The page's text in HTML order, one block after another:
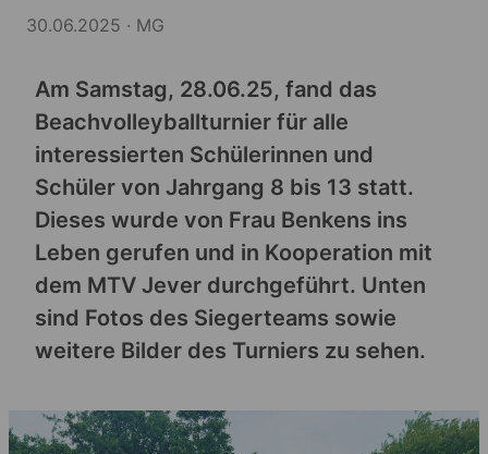
30.06.2025 · MG
Am Samstag, 28.06.25, fand das
Beachvolleyballturnier für alle
interessierten Schülerinnen und
Schüler von Jahrgang 8 bis 13 statt.
Dieses wurde von Frau Benkens ins
Leben gerufen und in Kooperation mit
dem MTV Jever durchgeführt. Unten
sind Fotos des Siegerteams sowie
weitere Bilder des Turniers zu sehen.